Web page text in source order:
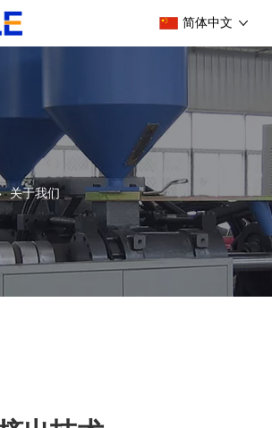
简体中文
关于我们